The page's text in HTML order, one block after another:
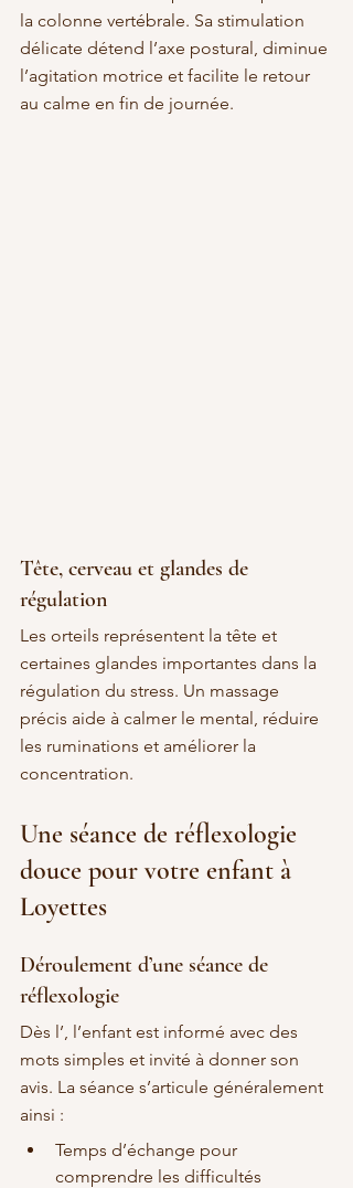
la colonne vertébrale. Sa stimulation
délicate détend l’axe postural, diminue
l’agitation motrice et facilite le retour
au calme en fin de journée.
Tête, cerveau et glandes de
régulation
Les orteils représentent la tête et
certaines glandes importantes dans la
régulation du stress. Un massage
précis aide à calmer le mental, réduire
les ruminations et améliorer la
concentration.
Une séance de réflexologie
douce pour votre enfant à
Loyettes
Déroulement d’une séance de
réflexologie
Dès l’, l’enfant est informé avec des
mots simples et invité à donner son
avis. La séance s’articule généralement
ainsi :
Temps d’échange pour
comprendre les difficultés